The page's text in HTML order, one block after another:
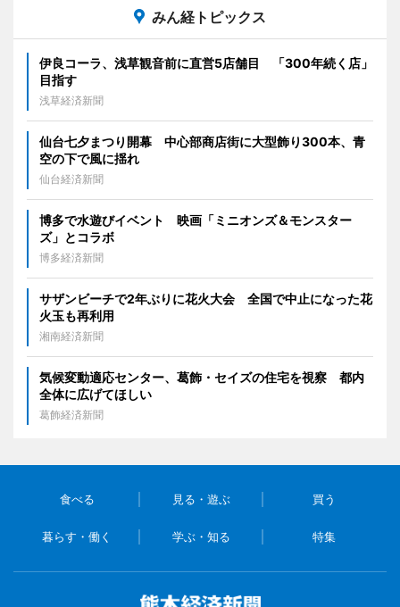
みん経トピックス
伊良コーラ、浅草観音前に直営5店舗目 「300年続く店」
目指す
浅草経済新聞
仙台七夕まつり開幕 中心部商店街に大型飾り300本、青
空の下で風に揺れ
仙台経済新聞
博多で水遊びイベント 映画「ミニオンズ＆モンスター
ズ」とコラボ
博多経済新聞
サザンビーチで2年ぶりに花火大会 全国で中止になった花
火玉も再利用
湘南経済新聞
気候変動適応センター、葛飾・セイズの住宅を視察 都内
全体に広げてほしい
葛飾経済新聞
食べる 見る・遊ぶ 買う
暮らす・働く 学ぶ・知る 特集